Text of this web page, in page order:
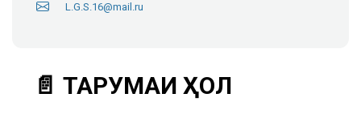
L.G.S.16@mail.ru
📄 ТАРҶУМАИ ҲОЛ